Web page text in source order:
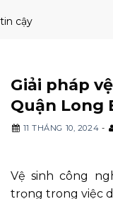
tin cậy
Giải pháp
Quận Long
11 THÁNG 10, 2024 -
Vệ sinh công
trọng trong việc